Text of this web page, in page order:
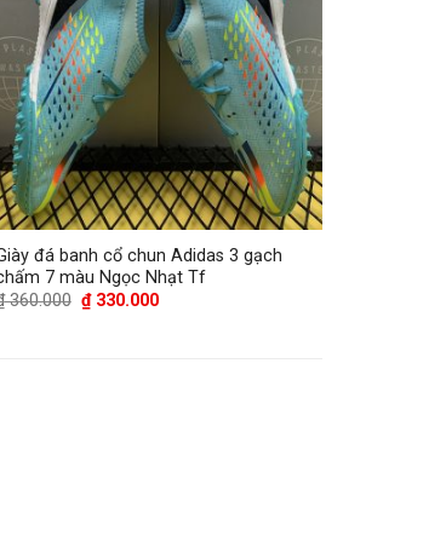
đá banh cổ chun Adidas 3 gạch
7 màu Ngọc Nhạt Tf
360.000 Giá
gốc
₫330.000Giá